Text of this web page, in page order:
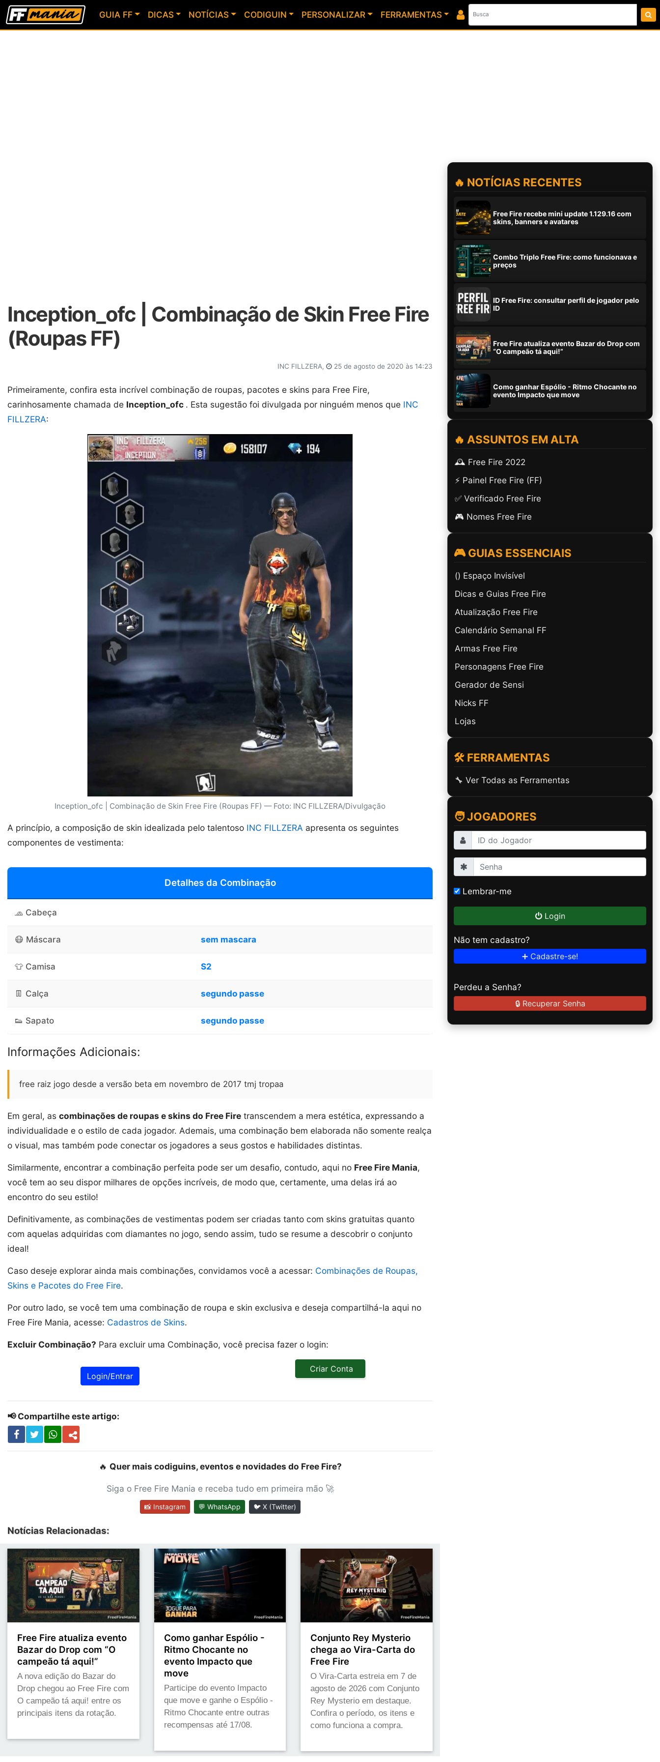
GUIA FF DICAS NOTÍCIAS CODIGUIN PERSONALIZAR FERRAMENTAS
Inception_ofc | Combinação de Skin Free Fire
(Roupas FF)
INC FILLZERA, 25 de agosto de 2020 às 14:23
Primeiramente, confira esta incrível combinação de roupas, pacotes e skins para Free Fire,
carinhosamente chamada de Inception_ofc . Esta sugestão foi divulgada por ninguém menos que INC
FILLZERA:
Inception_ofc | Combinação de Skin Free Fire (Roupas FF) — Foto: INC FILLZERA/Divulgação
A princípio, a composição de skin idealizada pelo talentoso INC FILLZERA apresenta os seguintes
componentes de vestimenta:
Detalhes da Combinação
🧢 Cabeça
😷 Máscara sem mascara
👕 Camisa S2
👖 Calça segundo passe
👟 Sapato segundo passe
Informações Adicionais:
free raiz jogo desde a versão beta em novembro de 2017 tmj tropaa
Em geral, as combinações de roupas e skins do Free Fire transcendem a mera estética, expressando a
individualidade e o estilo de cada jogador. Ademais, uma combinação bem elaborada não somente realça
o visual, mas também pode conectar os jogadores a seus gostos e habilidades distintas.
Similarmente, encontrar a combinação perfeita pode ser um desafio, contudo, aqui no Free Fire Mania,
você tem ao seu dispor milhares de opções incríveis, de modo que, certamente, uma delas irá ao
encontro do seu estilo!
Definitivamente, as combinações de vestimentas podem ser criadas tanto com skins gratuitas quanto
com aquelas adquiridas com diamantes no jogo, sendo assim, tudo se resume a descobrir o conjunto
ideal!
Caso deseje explorar ainda mais combinações, convidamos você a acessar: Combinações de Roupas,
Skins e Pacotes do Free Fire.
Por outro lado, se você tem uma combinação de roupa e skin exclusiva e deseja compartilhá-la aqui no
Free Fire Mania, acesse: Cadastros de Skins.
Excluir Combinação? Para excluir uma Combinação, você precisa fazer o login:
Login/Entrar
Criar Conta
📢 Compartilhe este artigo:
🔥 Quer mais codiguins, eventos e novidades do Free Fire?
Siga o Free Fire Mania e receba tudo em primeira mão 🚀
📸 Instagram 💬 WhatsApp 🐦 X (Twitter)
Notícias Relacionadas:
Free Fire atualiza evento
Bazar do Drop com “O
campeão tá aqui!”
A nova edição do Bazar do
Drop chegou ao Free Fire com
O campeão tá aqui! entre os
principais itens da rotação.
Como ganhar Espólio -
Ritmo Chocante no
evento Impacto que
move
Participe do evento Impacto
que move e ganhe o Espólio -
Ritmo Chocante entre outras
recompensas até 17/08.
Conjunto Rey Mysterio
chega ao Vira-Carta do
Free Fire
O Vira-Carta estreia em 7 de
agosto de 2026 com Conjunto
Rey Mysterio em destaque.
Confira o período, os itens e
como funciona a compra.
🔥 NOTÍCIAS RECENTES
Free Fire recebe mini update 1.129.16 com
skins, banners e avatares
Combo Triplo Free Fire: como funcionava e
preços
ID Free Fire: consultar perfil de jogador pelo
ID
Free Fire atualiza evento Bazar do Drop com
“O campeão tá aqui!”
Como ganhar Espólio - Ritmo Chocante no
evento Impacto que move
🔥 ASSUNTOS EM ALTA
🕰️ Free Fire 2022
⚡ Painel Free Fire (FF)
✅ Verificado Free Fire
🎮 Nomes Free Fire
🎮 GUIAS ESSENCIAIS
(ㅤ) Espaço Invisível
Dicas e Guias Free Fire
Atualização Free Fire
Calendário Semanal FF
Armas Free Fire
Personagens Free Fire
Gerador de Sensi
Nicks FF
Lojas
🛠️ FERRAMENTAS
🔧 Ver Todas as Ferramentas
🧑 JOGADORES
Lembrar-me
Login
Não tem cadastro?
➕ Cadastre-se!
Perdeu a Senha?
🔒 Recuperar Senha